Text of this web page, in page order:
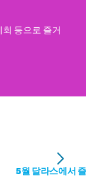
등으로 즐거
5월 달라스에서